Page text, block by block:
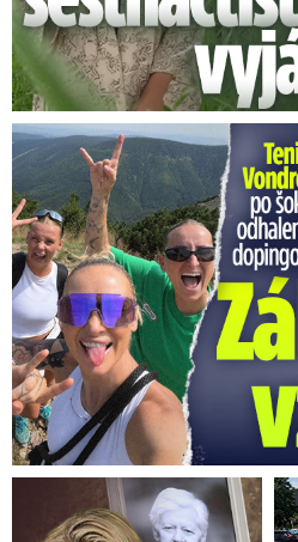
Vondroušová po šokujících